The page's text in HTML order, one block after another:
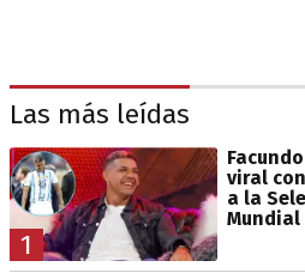
Las más leídas
1
viral
a la
Mundial